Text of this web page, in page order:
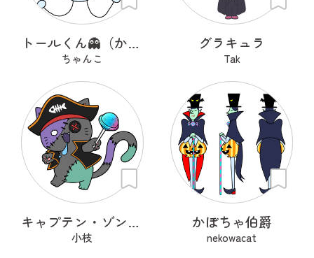
トールくん👻（かわいいオバケ）
ちゃんこ
グラキュラ
Tak
キャプテン・ゾンニャック
小枝
かぼちゃ伯爵
nekowacat